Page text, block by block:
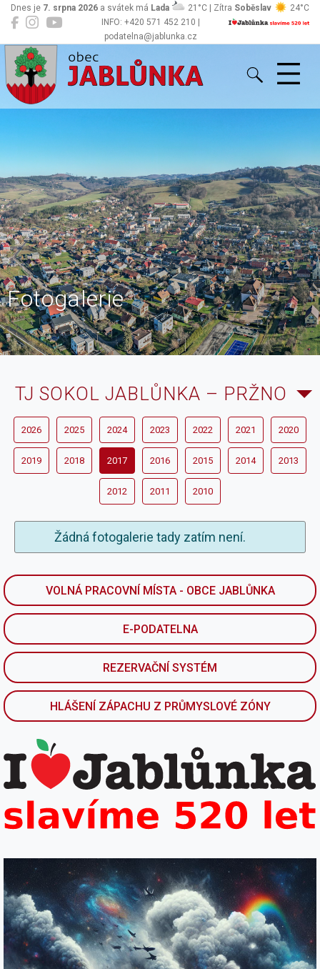
INFO: +420 571 452 210 |
podatelna@jablunka.cz
Dnes je 7. srpna 2026 a svátek má Lada 21°C | Zítra Soběslav 24°C
Jablůnka
Fotogalerie
VOLNÁ PRACOVNÍ MÍSTA - OBCE JABLŮNKA
E-PODATELNA
REZERVAČNÍ SYSTÉM
HLÁŠENÍ ZÁPACHU Z PRŮMYSLOVÉ ZÓNY
TJ SOKOL JABLŮNKA – PRŽNO
2026 2025 2024 2023 2022 2021 2020
2019 2018 2017 2016 2015 2014 2013
2012 2011 2010
Žádná fotogalerie tady zatím není.